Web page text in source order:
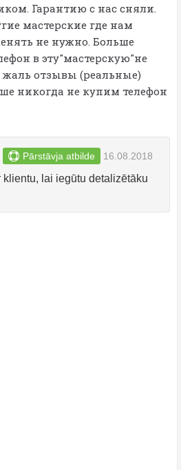
Гарантию с нас сняли.
мастерские где нам
не нужно. Больше
в эту"мастерскую"не
жаль отзывы (реальные)
никогда не купим телефон
Pārstāvja atbilde 16.08.2018
lai iegūtu detalizētāku